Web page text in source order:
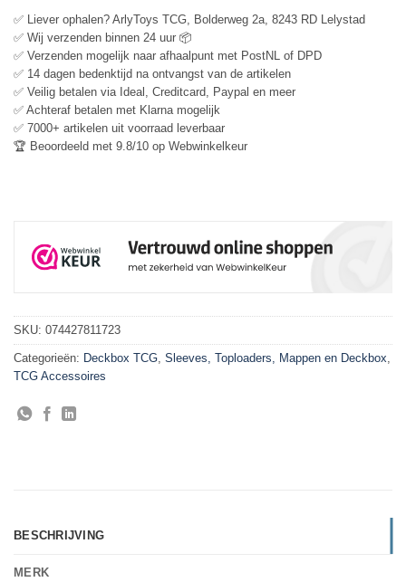
✅ Liever ophalen? ArlyToys TCG, Bolderweg 2a, 8243 RD Lelystad
✅ Wij verzenden binnen 24 uur 📦
✅ Verzenden mogelijk naar afhaalpunt met PostNL of DPD
✅ 14 dagen bedenktijd na ontvangst van de artikelen
✅ Veilig betalen via Ideal, Creditcard, Paypal en meer
✅ Achteraf betalen met Klarna mogelijk
✅ 7000+ artikelen uit voorraad leverbaar
🏆 Beoordeeld met 9.8/10 op Webwinkelkeur
SKU: 074427811723
Categorieën: Deckbox TCG, Sleeves, Toploaders, Mappen en Deckbox,
TCG Accessoires
BESCHRIJVING
MERK